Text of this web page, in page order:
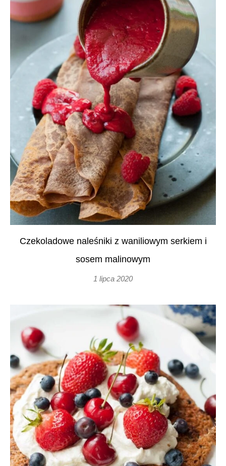
Czekoladowe naleśniki z waniliowym serkiem i
sosem malinowym
1 lipca 2020